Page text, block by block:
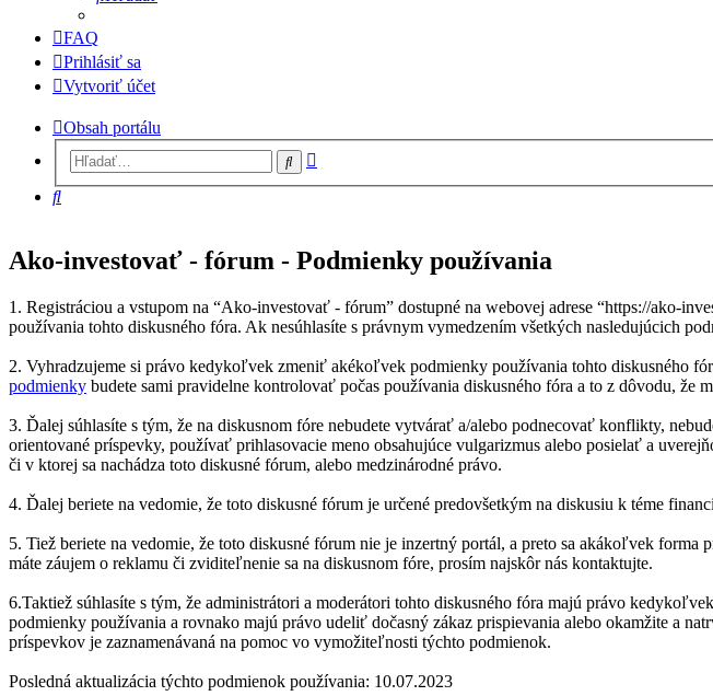
FAQ
Prihlásiť sa
Vytvoriť účet
Obsah portálu
Hľadať
Hľadať
Ako-investovať - fórum - Podmienky používania
1. Registráciou a vstupom na “Ako-investovať - fórum” dostupné na webovej adrese “https://ako-
používania tohto diskusného fóra. Ak nesúhlasíte s právnym vymedzením všetkých nasledujúcich
2. Vyhradzujeme si právo kedykoľvek zmeniť akékoľvek podmienky používania tohto diskusného
podmienky budete sami pravidelne kontrolovať počas používania diskusného fóra a to z dôvodu, že
3. Ďalej súhlasíte s tým, že na diskusnom fóre nebudete vytvárať a/alebo podnecovať konflikty,
orientované príspevky, používať prihlasovacie meno obsahujúce vulgarizmus alebo posielať a
či v ktorej sa nachádza toto diskusné fórum, alebo medzinárodné právo.
4. Ďalej beriete na vedomie, že toto diskusné fórum je určené predovšetkým na diskusiu k téme
5. Tiež beriete na vedomie, že toto diskusné fórum nie je inzertný portál, a preto sa akákoľvek
máte záujem o reklamu či zviditeľnenie sa na diskusnom fóre, prosím najskôr nás kontaktujte.
6.Taktiež súhlasíte s tým, že administrátori a moderátori tohto diskusného fóra majú právo
podmienky používania a rovnako majú právo udeliť dočasný zákaz prispievania alebo okamžite a
príspevkov je zaznamenávaná na pomoc vo vymožiteľnosti týchto podmienok.
Posledná aktualizácia týchto podmienok používania: 10.07.2023